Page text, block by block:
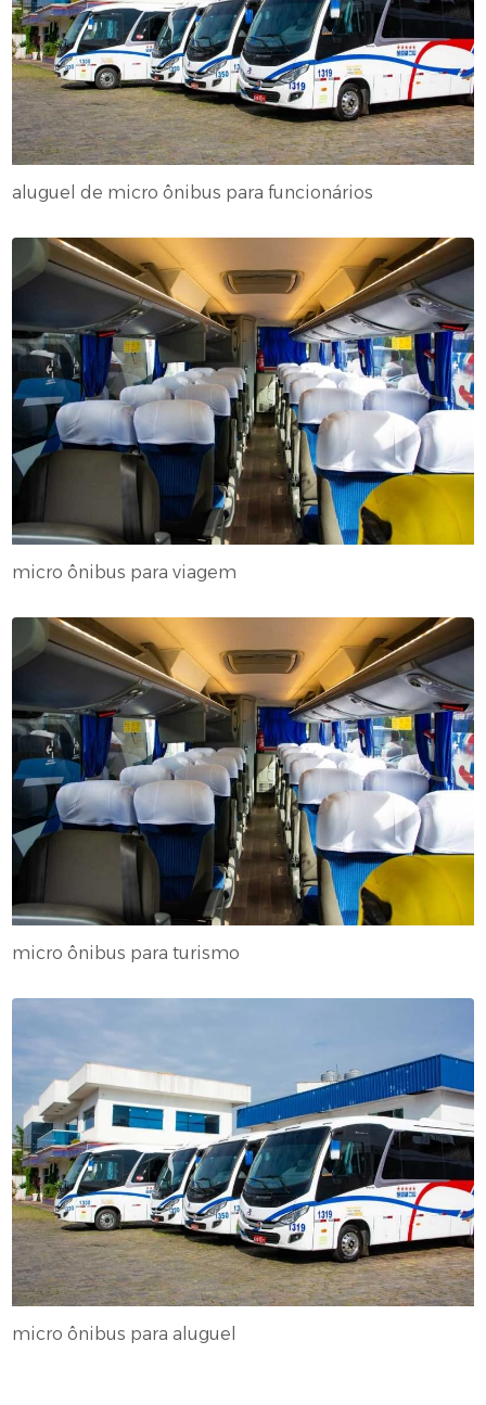
aluguel de micro ônibus para funcionários
micro ônibus para viagem
micro ônibus para turismo
micro ônibus para aluguel